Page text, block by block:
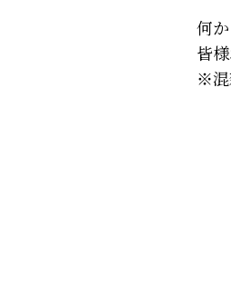
何
皆
※混